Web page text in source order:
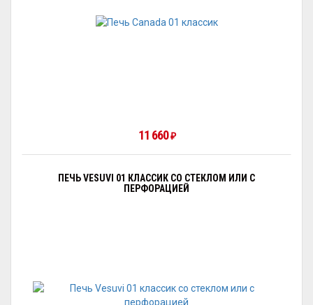
11 660₽
ПЕЧЬ VESUVI 01 КЛАССИК СО СТЕКЛОМ ИЛИ С
ПЕРФОРАЦИЕЙ